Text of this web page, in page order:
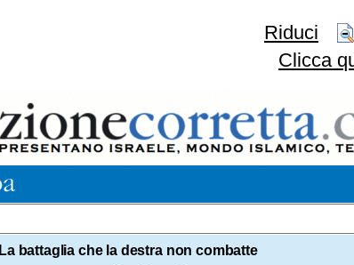
Riduci
Clicca
La battaglia che la destra non combatte